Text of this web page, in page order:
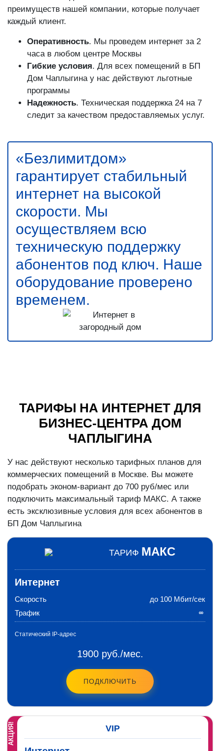
преимуществ нашей компании, которые получает
каждый клиент.
Оперативность. Мы проведем интернет за 2
часа в любом центре Москвы
Гибкие условия. Для всех помещений в БП
Дом Чаплыгина у нас действуют льготные
программы
Надежность. Техническая поддержка 24 на 7
следит за качеством предоставляемых услуг.
«Безлимитдом»
гарантирует стабильный
интернет на высокой
скорости. Мы
осуществляем всю
техническую поддержку
абонентов под ключ. Наше
оборудование проверено
временем.
ТАРИФЫ НА ИНТЕРНЕТ ДЛЯ
БИЗНЕС-ЦЕНТРА ДОМ
ЧАПЛЫГИНА
У нас действуют несколько тарифных планов для
коммерческих помещений в Москве. Вы можете
подобрать эконом-вариант до 700 руб/мес или
подключить максимальный тариф МАКС. А также
есть эксклюзивные условия для всех абонентов в
БП Дом Чаплыгина
ТАРИФ МАКС
Интернет
Скорость
до 100 Мбит/сек
Трафик
Статический IP-адрес
1900 руб./мес.
ПОДКЛЮЧИТЬ
АКЦИЯ! VIP